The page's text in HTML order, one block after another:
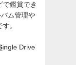
鑑賞でき
ム管理や
。
ingle Drive